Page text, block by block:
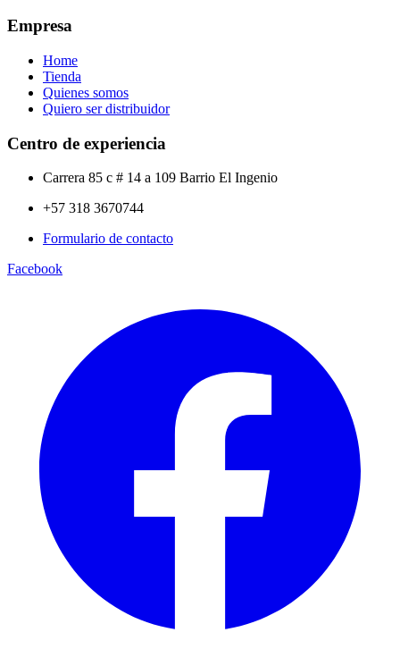
Empresa
Home
Tienda
Quienes somos
Quiero ser distribuidor
Centro de experiencia
Carrera 85 c # 14 a 109 Barrio El Ingenio
+57 318 3670744
Formulario de contacto
Facebook